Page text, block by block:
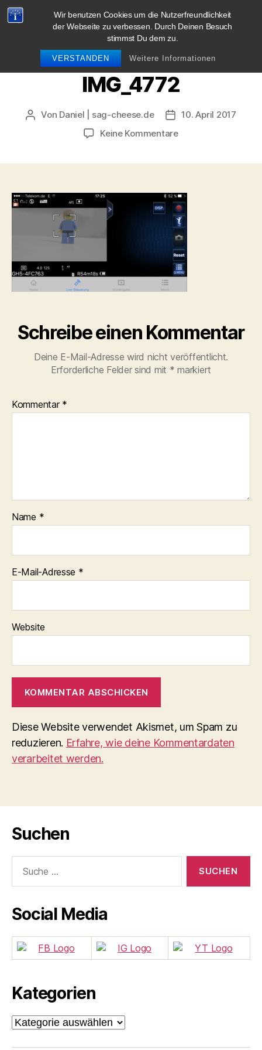
Wir benutzen Cookies um die Nutzerfreundlichkeit
der Webseite zu verbessen. Durch Deinen Besuch
stimmst Du dem zu.
VERSTANDEN Weitere Informationen
blog.sag-cheese.de
IMG_4772
Beitragsautor
Von Daniel | sag-cheese.de Beitragsdatum
10. April 2017
Keine Kommentarezu
Schreibe einen Kommentar
Deine E-Mail-Adresse wird nicht veröffentlicht.
Erforderliche Felder sind mit * markiert
Kommentar *
Name *
E-Mail-Adresse *
Website
Diese Website verwendet Akismet, um Spam zu
reduzieren. Erfahre, wie deine Kommentardaten
verarbeitet werden.
Suchen
nach:
Social Media
Kategorien
Kategorien